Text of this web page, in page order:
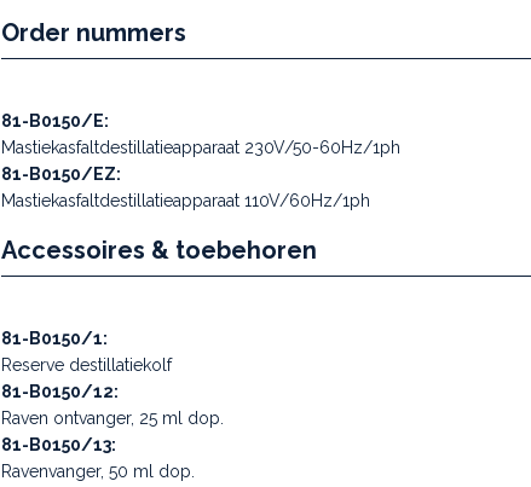
Order nummers
81-B0150/E:
Mastiekasfaltdestillatieapparaat 230V/50-60Hz/1ph
81-B0150/EZ:
Mastiekasfaltdestillatieapparaat 110V/60Hz/1ph
Accessoires & toebehoren
81-B0150/1:
Reserve destillatiekolf
81-B0150/12:
Raven ontvanger, 25 ml dop.
81-B0150/13:
Ravenvanger, 50 ml dop.